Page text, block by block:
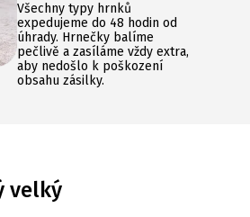
Všechny typy hrnků
expedujeme do 48 hodin od
úhrady. Hrnečky balíme
pečlivě a zasíláme vždy extra,
aby nedošlo k poškození
obsahu zásilky.
velký